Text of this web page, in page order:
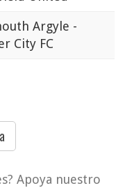
Argyle -
City FC
Apoya nuestro